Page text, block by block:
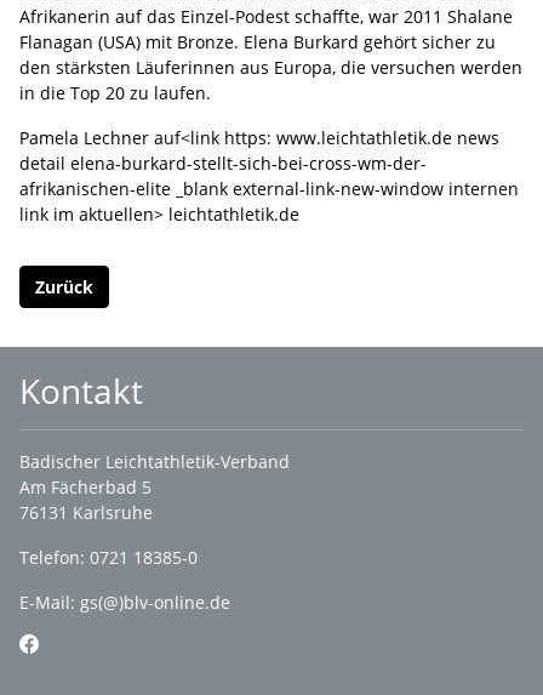
Afrikanerin auf das Einzel-Podest schaffte, war 2011 Shalane
Flanagan (USA) mit Bronze. Elena Burkard gehört sicher zu
den stärksten Läuferinnen aus Europa, die versuchen werden
in die Top 20 zu laufen.
Pamela Lechner auf<link https: www.leichtathletik.de news
detail elena-burkard-stellt-sich-bei-cross-wm-der-
afrikanischen-elite _blank external-link-new-window internen
link im aktuellen> leichtathletik.de
Zurück
Kontakt
Badischer Leichtathletik-Verband
Am Fächerbad 5
76131 Karlsruhe
Telefon: 0721 18385-0
E-Mail: gs(@)blv-online.de